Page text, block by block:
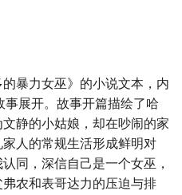
暴力女巫》的小说文本，内
事展开。故事开篇描绘了哈
静的小姑娘，却在吵闹的家
人的常规生活形成鲜明对
同，深信自己是一个女巫，
农和表哥达力的压迫与排